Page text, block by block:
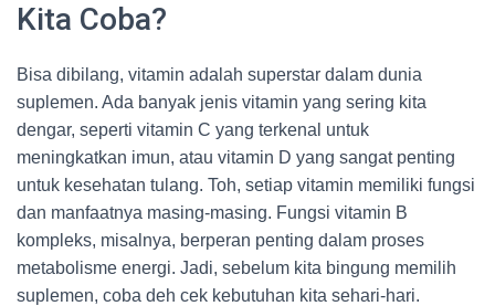
Kita Coba?
Bisa dibilang, vitamin adalah superstar dalam dunia
suplemen. Ada banyak jenis vitamin yang sering kita
dengar, seperti vitamin C yang terkenal untuk
meningkatkan imun, atau vitamin D yang sangat penting
untuk kesehatan tulang. Toh, setiap vitamin memiliki fungsi
dan manfaatnya masing-masing. Fungsi vitamin B
kompleks, misalnya, berperan penting dalam proses
metabolisme energi. Jadi, sebelum kita bingung memilih
suplemen, coba deh cek kebutuhan kita sehari-hari.